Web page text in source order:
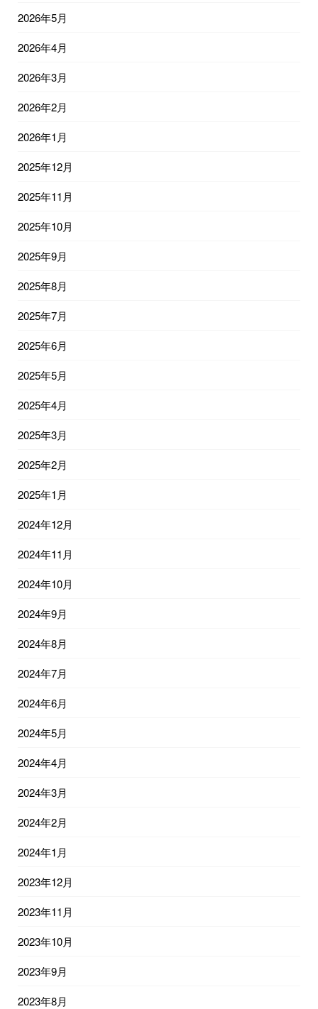
2026年5月
2026年4月
2026年3月
2026年2月
2026年1月
2025年12月
2025年11月
2025年10月
2025年9月
2025年8月
2025年7月
2025年6月
2025年5月
2025年4月
2025年3月
2025年2月
2025年1月
2024年12月
2024年11月
2024年10月
2024年9月
2024年8月
2024年7月
2024年6月
2024年5月
2024年4月
2024年3月
2024年2月
2024年1月
2023年12月
2023年11月
2023年10月
2023年9月
2023年8月